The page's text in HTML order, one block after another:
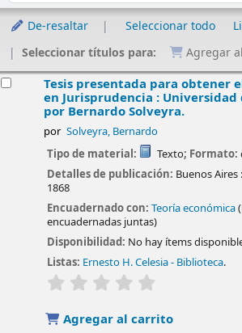
De-resaltar Seleccionar todo
Seleccionar títulos para:
Agregar
Tesis presentada para obtener
en Jurisprudencia : Universidad
por Bernardo Solveyra.
por Solveyra, Bernardo
Tipo de material: Texto; Formato:
Detalles de publicación: Buenos Aires :
1868
Encuadernado con:Teoría económica
encuadernadas juntas)
Disponibilidad: No hay ítems
Listas: Ernesto H. Celesia - Biblioteca.
valoración
Agregar al carrito